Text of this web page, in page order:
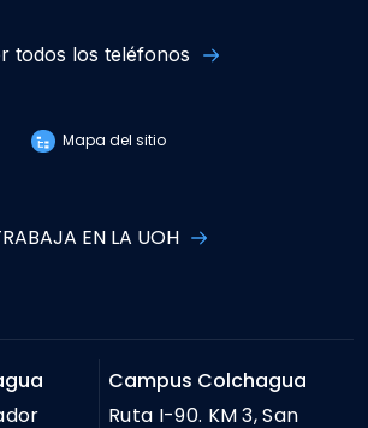
todos los teléfonos
Mapa del sitio
EN LA UOH
Campus Colchagua
Ruta I-90. KM 3, San